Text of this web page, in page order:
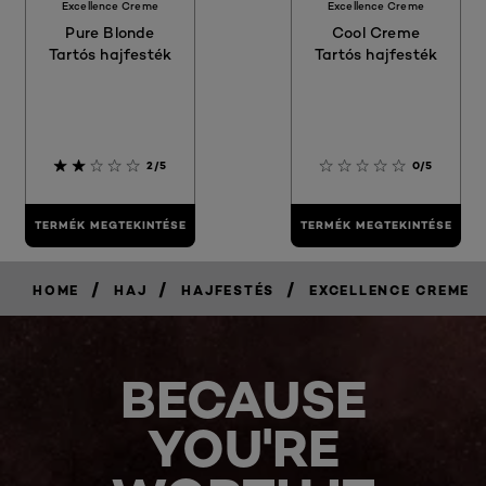
Excellence Creme
Pure Blonde
Tartós hajfesték
2/5
TERMÉK MEGTEKINTÉSE
Excellence Creme
Cool Creme
Tartós hajfesték
0/5
TERMÉK MEGTEKINTÉSE
HOME / HAJ / HAJFESTÉS / EXCELLENCE CREME
BECAUSE
YOU'RE